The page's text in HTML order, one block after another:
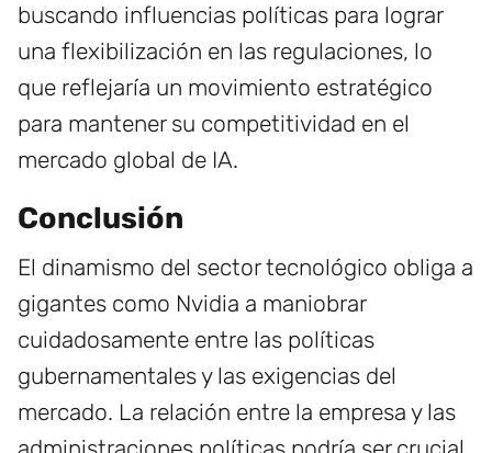
buscando influencias políticas para lograr
una flexibilización en las regulaciones, lo
que reflejaría un movimiento estratégico
para mantener su competitividad en el
mercado global de IA.
Conclusión
El dinamismo del sector tecnológico obliga a
gigantes como Nvidia a maniobrar
cuidadosamente entre las políticas
gubernamentales y las exigencias del
mercado. La relación entre la empresa y las